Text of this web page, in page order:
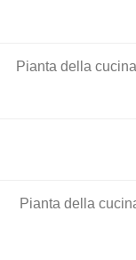
Pianta della
Pianta della